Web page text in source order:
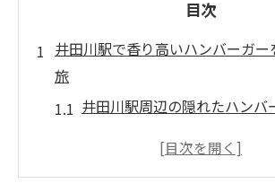
目次
井田川駅で香り高いハンバーガー
旅
井田川駅周辺の隠れたハンバ
地元の人々がおすすめするハ